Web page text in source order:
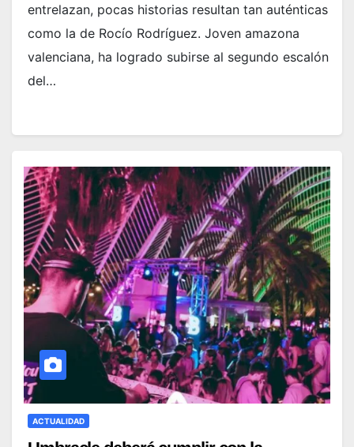
entrelazan, pocas historias resultan tan auténticas
como la de Rocío Rodríguez. Joven amazona
valenciana, ha logrado subirse al segundo escalón
del…
ACTUALIDAD